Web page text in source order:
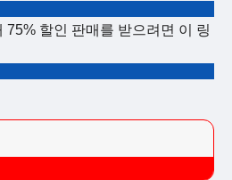
75% 할인 판매를 받으려면 이 링